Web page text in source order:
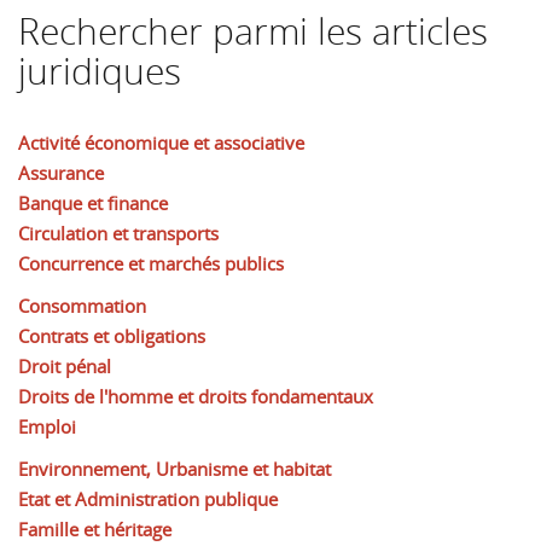
Rechercher parmi les articles
juridiques
Activité économique et associative
Assurance
Banque et finance
Circulation et transports
Concurrence et marchés publics
Consommation
Contrats et obligations
Droit pénal
Droits de l'homme et droits fondamentaux
Emploi
Environnement, Urbanisme et habitat
Etat et Administration publique
Famille et héritage